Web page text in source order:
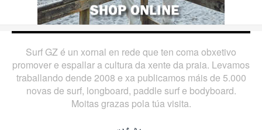
Surf GZ é un xornal en rede que ten coma obxetivo
promover e espallar a cultura da xente da praia. Levamos
traballando dende 2008 e xa publicamos máis de 5.000
novas de surf, longboard, paddle surf e bodyboard.
Moitas grazas pola túa visita.